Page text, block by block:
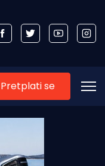
Pretplati se